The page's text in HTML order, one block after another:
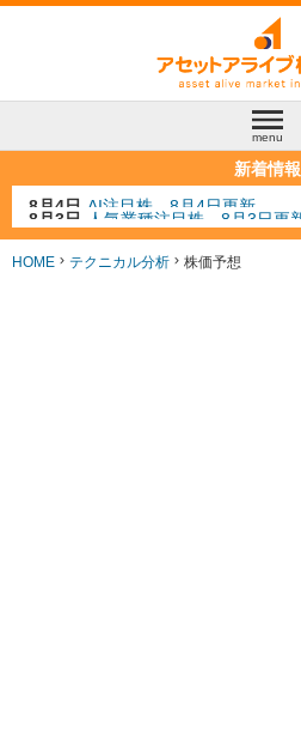
menu
新着情報
8月3日 人気業種注目株 8月3日更新
8月2日 金融注目株 8月2日更新
7月29日 日経225シグナル点灯
HOME テクニカル分析 株価予想